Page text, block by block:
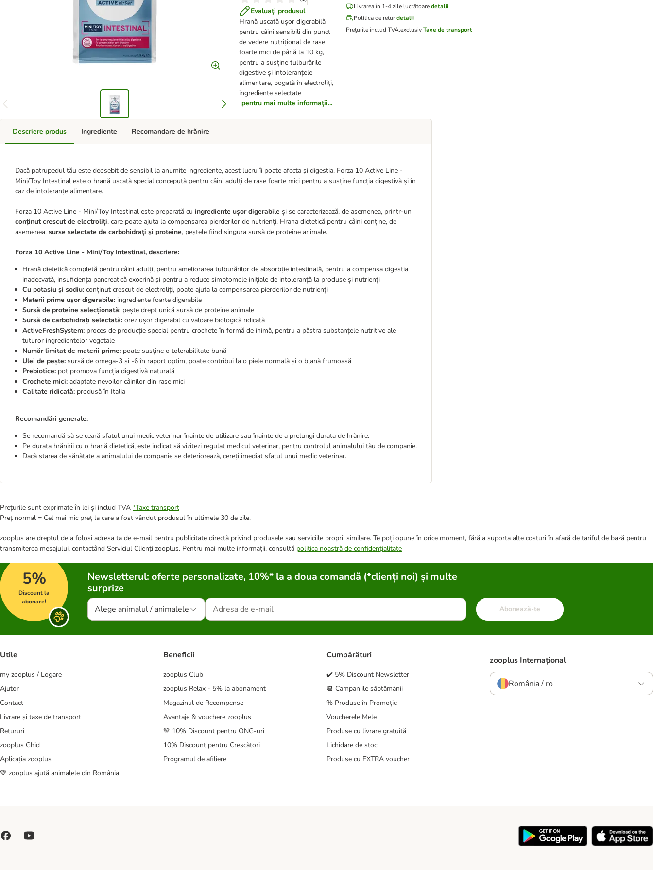
Evaluaţi produsul
Hrană uscată ușor digerabilă
pentru câini sensibili din punct
de vedere nutrițional de rase
foarte mici de până la 10 kg,
pentru a susține tulburările
digestive și intoleranțele
alimentare, bogată în electroliți,
ingrediente selectate
pentru mai multe informaţii...
Livrarea în 1-4 zile lucrătoaredetalii
Politica de returdetalii
Preţurile includ TVA.exclusivTaxe de transport
Descriere produs
Dacă patrupedul tău este deosebit de sensibil la anumite ingrediente, acest lucru îi poate afecta și digestia. Forza 10 Active Line -
Mini/Toy Intestinal este o hrană uscată special concepută pentru câini adulți de rase foarte mici pentru a susține funcția digestivă și în
caz de intoleranțe alimentare.
Forza 10 Active Line - Mini/Toy Intestinal este preparată cu ingrediente ușor digerabile și se caracterizează, de asemenea, printr-un
conținut crescut de electroliți, care poate ajuta la compensarea pierderilor de nutrienți. Hrana dietetică pentru câini conține, de
asemenea, surse selectate de carbohidrați și proteine, peștele fiind singura sursă de proteine animale.
Forza 10 Active Line - Mini/Toy Intestinal, descriere:
Hrană dietetică completă pentru câini adulți, pentru ameliorarea tulburărilor de absorbție intestinală, pentru a compensa digestia
inadecvată, insuficiența pancreatică exocrină și pentru a reduce simptomele inițiale de intoleranță la produse și nutrienți
Cu potasiu și sodiu: conținut crescut de electroliți, poate ajuta la compensarea pierderilor de nutrienți
Materii prime ușor digerabile: ingrediente foarte digerabile
Sursă de proteine selecționată: pește drept unică sursă de proteine animale
Sursă de carbohidrați selectată: orez ușor digerabil cu valoare biologică ridicată
ActiveFreshSystem: proces de producție special pentru crochete în formă de inimă, pentru a păstra substanțele nutritive ale
tuturor ingredientelor vegetale
Număr limitat de materii prime: poate susține o tolerabilitate bună
Ulei de pește: sursă de omega-3 și -6 în raport optim, poate contribui la o piele normală și o blană frumoasă
Prebiotice: pot promova funcția digestivă naturală
Crochete mici: adaptate nevoilor câinilor din rase mici
Calitate ridicată: produsă în Italia
Recomandări generale:
Se recomandă să se ceară sfatul unui medic veterinar înainte de utilizare sau înainte de a prelungi durata de hrănire.
Pe durata hrănirii cu o hrană dietetică, este indicat să vizitezi regulat medicul veterinar, pentru controlul animalului tău de companie.
Dacă starea de sănătate a animalului de companie se deteriorează, cereți imediat sfatul unui medic veterinar.
Ingrediente Recomandare de hrănire
Prețurile sunt exprimate în lei și includ TVA *Taxe transport
Preț normal = Cel mai mic preț la care a fost vândut produsul în ultimele 30 de zile.
zooplus are dreptul de a folosi adresa ta de e-mail pentru publicitate directă privind produsele sau serviciile proprii similare. Te poți opune în orice moment, fără a suporta alte costuri în afară de tariful de bază pentru
transmiterea mesajului, contactând Serviciul Clienți zooplus. Pentru mai multe informații, consultă politica noastră de confidențialitate
5%
Discount la
abonare!
Newsletterul: oferte personalizate, 10%* la a doua comandă (*clienți noi) și multe
surprize
Alege animalul / animalele Abonează-te
Utile
my zooplus / Logare
Ajutor
Contact
Livrare și taxe de transport
Retururi
zooplus Ghid
Aplicația zooplus
💚 zooplus ajută animalele din România
Beneficii
zooplus Club
zooplus Relax - 5% la abonament
Magazinul de Recompense
Avantaje & vouchere zooplus
💚 10% Discount pentru ONG-uri
10% Discount pentru Crescători
Programul de afiliere
Cumpărături
✔️ 5% Discount Newsletter
📆 Campaniile săptămânii
% Produse în Promoție
Voucherele Mele
Produse cu livrare gratuită
Lichidare de stoc
Produse cu EXTRA voucher
zooplus Internațional
România / ro